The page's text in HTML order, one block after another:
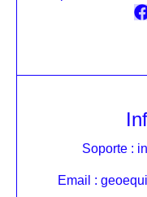
Soporte :
Email :